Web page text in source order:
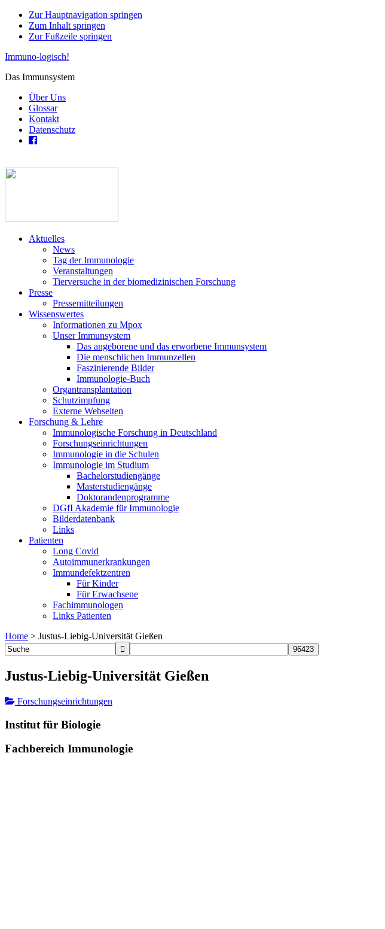
Zur Hauptnavigation springen
Zum Inhalt springen
Zur Fußzeile springen
Immuno-logisch!
Das Immunsystem
Über Uns
Glossar
Kontakt
Datenschutz
Aktuelles
News
Tag der Immunologie
Veranstaltungen
Tierversuche in der biomedizinischen Forschung
Presse
Pressemitteilungen
Wissenswertes
Informationen zu Mpox
Unser Immunsystem
Das angeborene und das erworbene Immunsystem
Die menschlichen Immunzellen
Faszinierende Bilder
Immunologie-Buch
Organtransplantation
Schutzimpfung
Externe Webseiten
Forschung & Lehre
Immunologische Forschung in Deutschland
Forschungseinrichtungen
Immunologie in die Schulen
Immunologie im Studium
Bachelorstudiengänge
Masterstudiengänge
Doktorandenprogramme
DGfI Akademie für Immunologie
Bilderdatenbank
Links
Patienten
Long Covid
Autoimmunerkrankungen
Immundefektzentren
Für Kinder
Für Erwachsene
Fachimmunologen
Links Patienten
Home > Justus-Liebig-Universität Gießen
Justus-Liebig-Universität Gießen
Forschungseinrichtungen
Institut für Biologie
Fachbereich Immunologie